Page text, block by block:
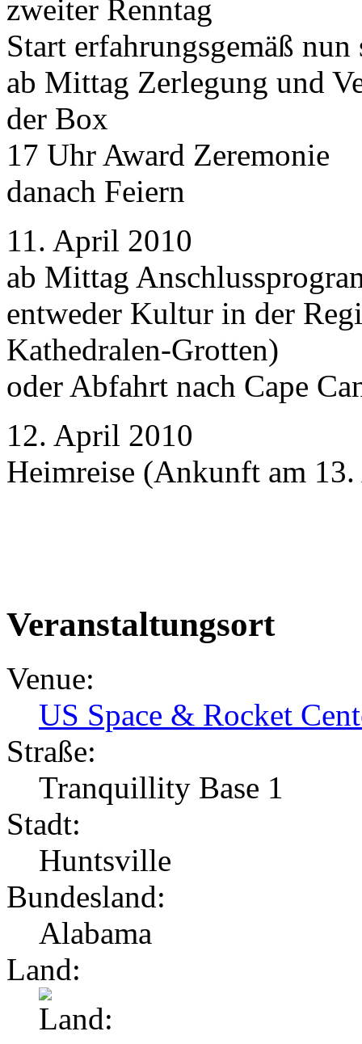
zweiter Renntag
Start erfahrungsgemäß
ab Mittag Zerlegung und
der Box
17 Uhr Award Zeremonie
danach Feiern
11. April 2010
ab Mittag
entweder Kultur in der
Kathedralen-Grotten)
oder Abfahrt nach Cape
12. April 2010
Heimreise (Ankunft am
Veranstaltungsort
Venue:
US Space & Rocket
Straße:
Tranquillity Base 1
Stadt:
Huntsville
Bundesland:
Alabama
Land: